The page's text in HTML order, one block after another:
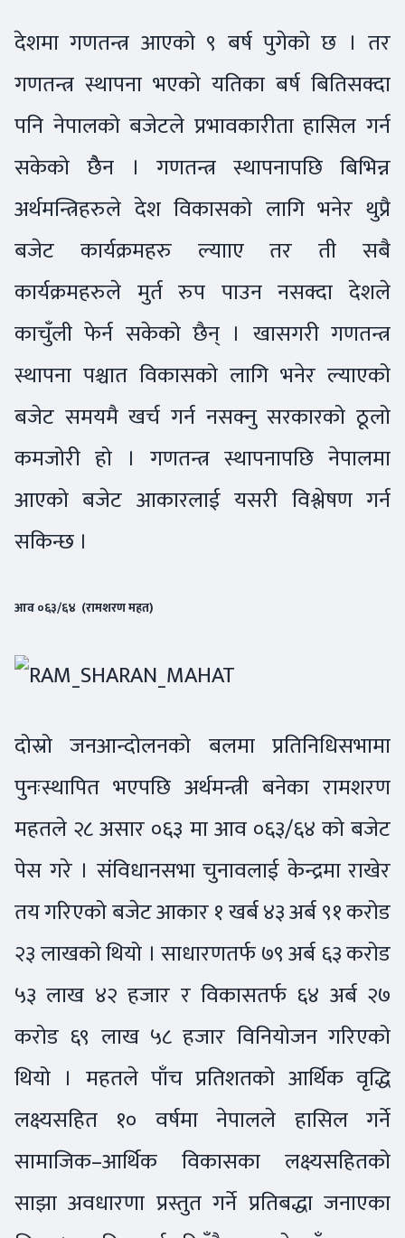
देशमा गणतन्त्र आएको ९ बर्ष पुगेको छ । तर
गणतन्त्र स्थापना भएको यतिका बर्ष बितिसक्दा
पनि नेपालको बजेटले प्रभावकारीता हासिल गर्न
सकेको छैैन । गणतन्त्र स्थापनापछि बिभिन्न
अर्थमन्त्रिहरुले देश विकासको लागि भनेर थुप्रै
बजेट कार्यक्रमहरु ल्यााए तर ती सबै
कार्यक्रमहरुले मुर्त रुप पाउन नसक्दा देशले
काचुँली फेर्न सकेको छैन् । खासगरी गणतन्त्र
स्थापना पश्चात विकासको लागि भनेर ल्याएको
बजेट समयमै खर्च गर्न नसक्नु सरकारको ठूलो
कमजोरी हो । गणतन्त्र स्थापनापछि नेपालमा
आएको बजेट आकारलाई यसरी विश्लेषण गर्न
सकिन्छ ।
आव ०६३/६४ (रामशरण महत)
दोस्रो जनआन्दोलनको बलमा प्रतिनिधिसभामा
पुनःस्थापित भएपछि अर्थमन्त्री बनेका रामशरण
महतले २८ असार ०६३ मा आव ०६३/६४ को बजेट
पेस गरे । संविधानसभा चुनावलाई केन्द्रमा राखेर
तय गरिएको बजेट आकार १ खर्ब ४३ अर्ब ९१ करोड
२३ लाखको थियो । साधारणतर्फ ७९ अर्ब ६३ करोड
५३ लाख ४२ हजार र विकासतर्फ ६४ अर्ब २७
करोड ६९ लाख ५८ हजार विनियोजन गरिएको
थियो । महतले पाँच प्रतिशतको आर्थिक वृद्धि
लक्ष्यसहित १० वर्षमा नेपालले हासिल गर्ने
सामाजिक–आर्थिक विकासका लक्ष्यसहितको
साझा अवधारणा प्रस्तुत गर्ने प्रतिबद्धा जनाएका